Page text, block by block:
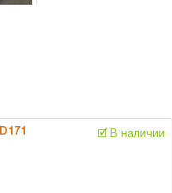
ID171 🗹 В наличии